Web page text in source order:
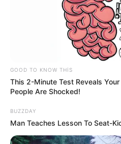
10:37 / 06 Avqust 2026
Alimlər həyəcan
köçü böyük
27
GOOD TO KNOW THIS
This 2-Minute Test Reveals
People Are Shocked!
BUZZDAY
Man Teaches Lesson To Seat-